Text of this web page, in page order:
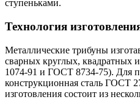
ступеньками.
Технология
Металлические трибуны
сварных круглых, квадратных
1074-91 и ГОСТ 8734-75). Для
конструкционная сталь ГОСТ
изготовления состоит из